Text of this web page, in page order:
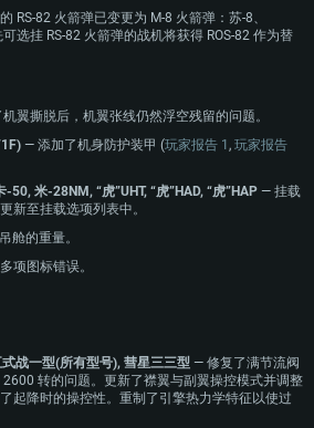
RS-82 火箭弹已变更为 M-8 火箭弹：苏-8、
选挂 RS-82 火箭弹的战机将获得 ROS-82 作为替
翼撕脱后，机翼张线仍然浮空残留的问题。
— 添加了机身防护装甲 (玩家报告 1 , 玩家报告
50, 米-28NM, “虎”UHT, “虎”HAD, “虎”HAP — 挂载
新至挂载选项列表中。
舱的重量。
项图标错误。
战一型(所有型号), 彗星三三型 — 修复了满节流阀
转的问题。更新了襟翼与副翼操控模式并调整
起降时的操控性。重制了引擎热力学特征以使过